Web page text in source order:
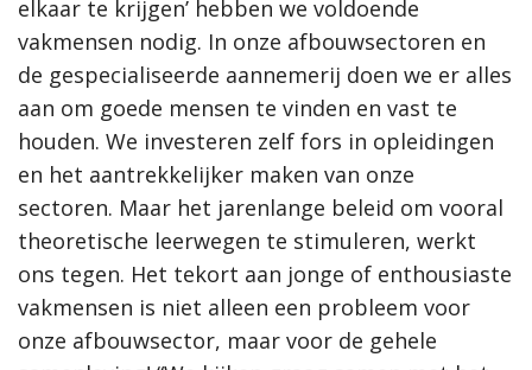
elkaar te krijgen’ hebben we voldoende
vakmensen nodig. In onze afbouwsectoren en
de gespecialiseerde aannemerij doen we er alles
aan om goede mensen te vinden en vast te
houden. We investeren zelf fors in opleidingen
en het aantrekkelijker maken van onze
sectoren. Maar het jarenlange beleid om vooral
theoretische leerwegen te stimuleren, werkt
ons tegen. Het tekort aan jonge of enthousiaste
vakmensen is niet alleen een probleem voor
onze afbouwsector, maar voor de gehele